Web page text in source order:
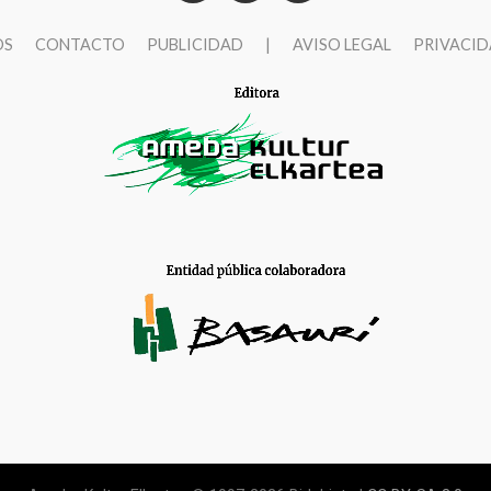
CONTACTO PUBLICIDAD | AVISO LEGAL